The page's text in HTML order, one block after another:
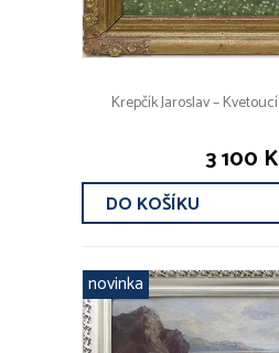
Krepčík Jaroslav –
3 100
DO KOŠÍKU
novinka